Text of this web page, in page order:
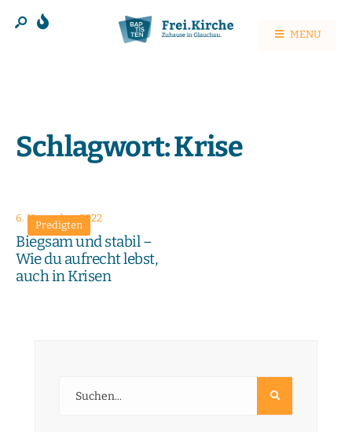
MENU
Schlagwort:Krise
Predigten
6. November 2022
Biegsam und stabil –
Wie du aufrecht lebst,
auch in Krisen